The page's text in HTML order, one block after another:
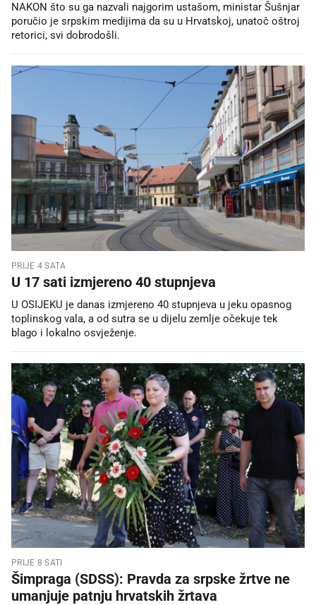
NAKON što su ga nazvali najgorim ustašom, ministar Šušnjar
poručio je srpskim medijima da su u Hrvatskoj, unatoč oštroj
retorici, svi dobrodošli.
PRIJE 4 SATA
U 17 sati izmjereno 40 stupnjeva
U OSIJEKU je danas izmjereno 40 stupnjeva u jeku opasnog
toplinskog vala, a od sutra se u dijelu zemlje očekuje tek
blago i lokalno osvježenje.
PRIJE 8 SATI
Šimpraga (SDSS): Pravda za srpske žrtve ne
umanjuje patnju hrvatskih žrtava